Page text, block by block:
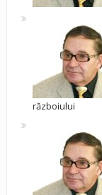
războiului